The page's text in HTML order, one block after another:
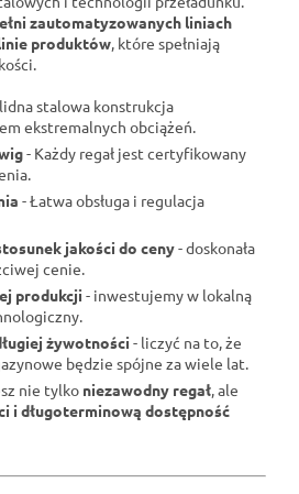
zautomatyzowanych liniach
produktów , które spełniają
stalowa konstrukcja
ekstremalnych obciążeń.
- Każdy regał jest certyfikowany
- Łatwa obsługa i regulacja
jakości do ceny- doskonała
cenie.
produkcji - inwestujemy w lokalną
żywotności - liczyć na to, że
będzie spójne za wiele lat.
nie tylko niezawodny regał , ale
i długoterminową dostępność